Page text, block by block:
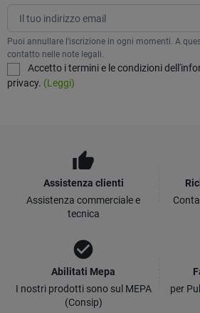
Puoi annullare l'iscrizione in ogni momenti. A
contatto nelle note legali.
Accetto i termini e le condizioni
privacy. (Leggi)
thumb_up
Assistenza clienti
Assistenza commerciale e
tecnica
check_circle
Abilitati Mepa
I nostri prodotti sono sul MEPA
(Consip)
per